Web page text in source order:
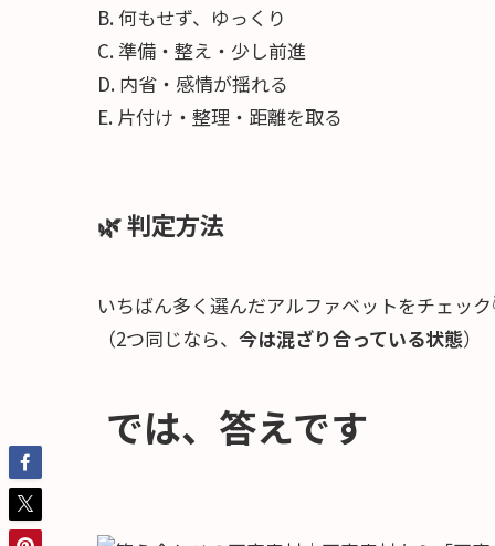
B. 何もせず、ゆっくり
C. 準備・整え・少し前進
D. 内省・感情が揺れる
E. 片付け・整理・距離を取る
🌿 判定方法
いちばん多く選んだアルファベットをチェック
（2つ同じなら、 今は混ざり合っている状態）
では、答えです